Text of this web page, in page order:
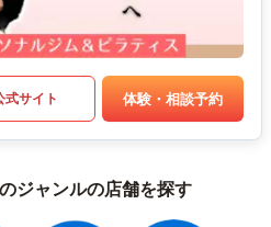
式サイト 体験・相談予約
ジャンルの店舗を探す